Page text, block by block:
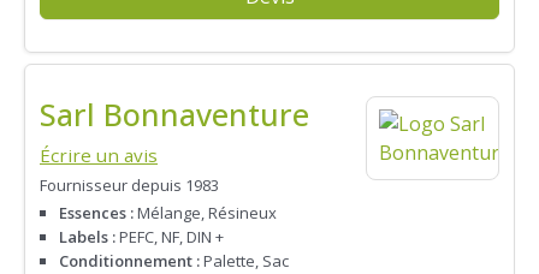
Sarl Bonnaventure
Écrire un avis
Fournisseur depuis 1983
Essences :Mélange, Résineux
Labels :PEFC, NF, DIN +
Conditionnement :Palette, Sac